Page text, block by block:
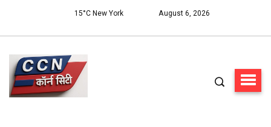
15°C New York August 6, 2026